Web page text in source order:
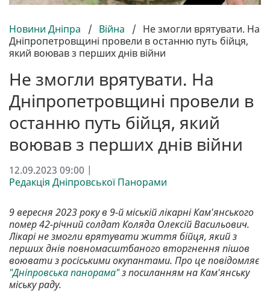
Новини Дніпра / Війна / Не змогли врятувати. На
Дніпропетровщині провели в останню путь бійця,
який воював з перших днів війни
Не змогли врятувати. На
Дніпропетровщині провели в
останню путь бійця, який
воював з перших днів війни
12.09.2023 09:00 |
Редакція Дніпровської Панорами
9 вересня 2023 року в 9-й міській лікарні Кам'янського
помер 42-річний солдат Коляда Олексій Васильович.
Лікарі не змогли врятувати життя бійця, який з
перших днів повномасштбаного вторгнення пішов
воювати з росіськими окупантами. Про це повідомляє
"Дніпровська панорама"з посиланням на Кам'янську
міську раду.